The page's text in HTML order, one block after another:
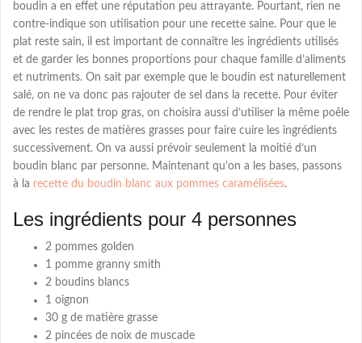
boudin a en effet une réputation peu attrayante. Pourtant, rien ne
contre-indique son utilisation pour une recette saine. Pour que le
plat reste sain, il est important de connaître les ingrédients utilisés
et de garder les bonnes proportions pour chaque famille d’aliments
et nutriments. On sait par exemple que le boudin est naturellement
salé, on ne va donc pas rajouter de sel dans la recette. Pour éviter
de rendre le plat trop gras, on choisira aussi d’utiliser la même poêle
avec les restes de matières grasses pour faire cuire les ingrédients
successivement. On va aussi prévoir seulement la moitié d’un
boudin blanc par personne. Maintenant qu’on a les bases, passons
à la recette du boudin blanc aux pommes caramélisées.
Les ingrédients pour 4 personnes
2 pommes golden
1 pomme granny smith
2 boudins blancs
1 oignon
30 g de matière grasse
2 pincées de noix de muscade